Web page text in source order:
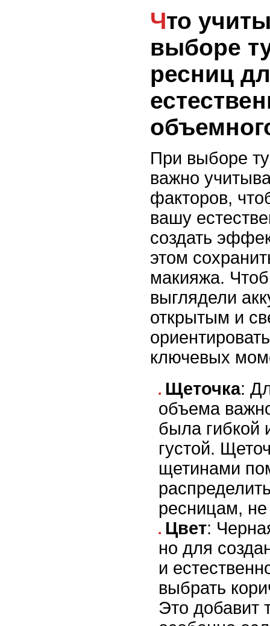
Что учитывать при
выборе
ресниц
При выборе
важно
факторов,
вашу
создать
этом
макияжа.
выглядели
открытым и
ключевых
Щеточка:
объема
была гибкой
густой.
щетинами
ресницам,
Цвет:
но для
и
выбрать
Это добавит